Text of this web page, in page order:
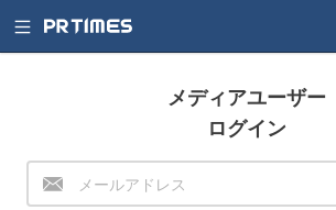
メディアユーザー
ログイン